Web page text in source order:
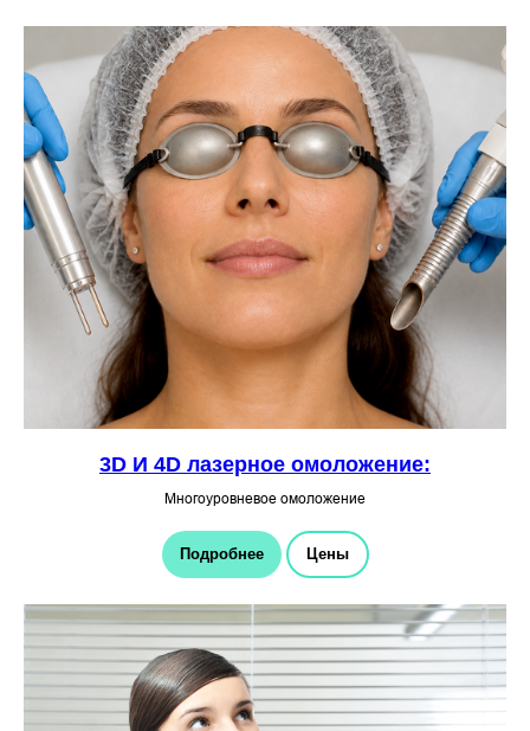
3D И 4D лазерное омоложение:
Многоуровневое омоложение
Подробнее Цены